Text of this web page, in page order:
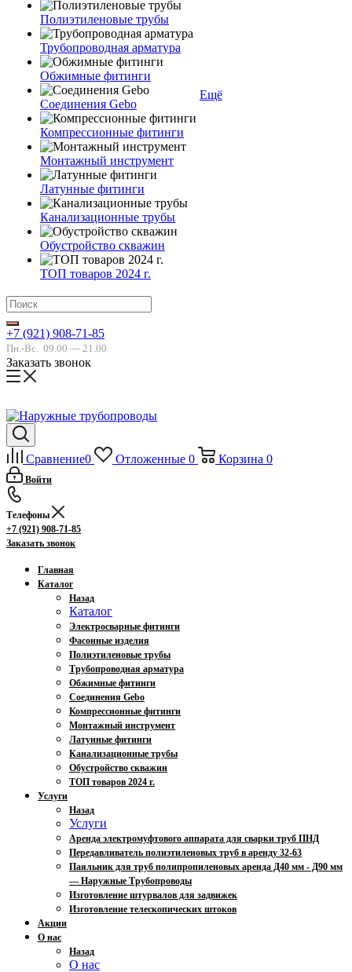
Полиэтиленовые трубы
Трубопроводная арматура
Обжимные фитинги
Соединения Gebo
Компрессионные фитинги
Монтажный инструмент
Латунные фитинги
Канализационные трубы
Обустройство скважин
ТОП товаров 2024 г.
Ещё
+7 (921) 908-71-85
Пн.-Вс. 09.00 — 21.00
Заказать звонок
Сравнение0 Отложенные 0 Корзина 0
Войти
Телефоны
+7 (921) 908-71-85
Заказать звонок
Главная
Каталог
Назад
Каталог
Электросварные фитинги
Фасонные изделия
Полиэтиленовые трубы
Трубопроводная арматура
Обжимные фитинги
Соединения Gebo
Компрессионные фитинги
Монтажный инструмент
Латунные фитинги
Канализационные трубы
Обустройство скважин
ТОП товаров 2024 г.
Услуги
Назад
Услуги
Аренда электромуфтового аппарата для сварки труб ПНД
Передавливатель полиэтиленовых труб в аренду 32-63
Паяльник для труб полипропиленовых аренда Д40 мм - Д90 мм
— Наружные Трубопроводы
Изготовление штурвалов для задвижек
Изготовление телескопических штоков
Акции
О нас
Назад
О нас